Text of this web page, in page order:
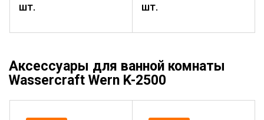
шт.
шт.
Аксессуары для ванной комнаты
Wassercraft Wern K-2500